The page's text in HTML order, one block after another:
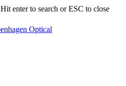
Hit enter to search or ESC to close